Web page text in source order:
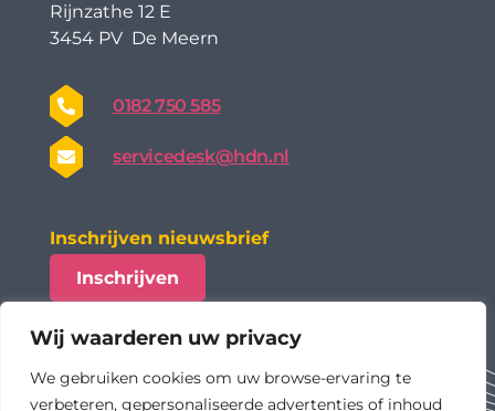
Wij waarderen uw privacy
We gebruiken cookies om uw browse-ervaring te
verbeteren, gepersonaliseerde advertenties of inhoud
Rijnzathe 12 E
3454 PV De Meern
0182 750 585
servicedesk@hdn.nl
Inschrijven nieuwsbrief
Inschrijven